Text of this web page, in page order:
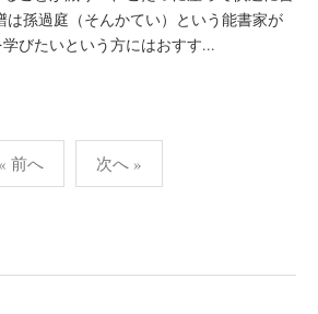
は孫過庭（そんかてい）という能書家が
びたいという方にはおすす...
« 前へ 次へ »